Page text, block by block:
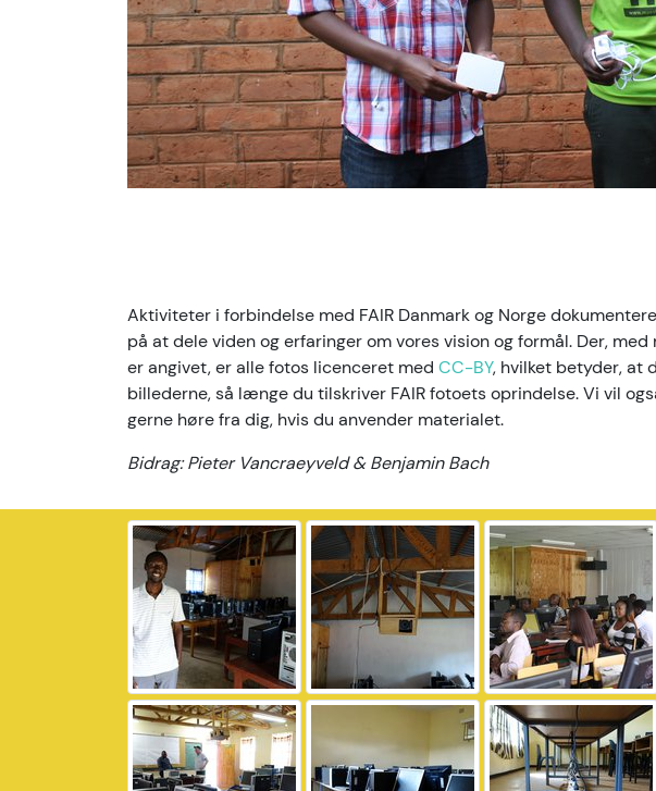
Aktiviteter i forbindelse med FAIR Danmark og Norge
på at dele viden og erfaringer om vores vision og formål. Der,
er angivet, er alle fotos licenceret med CC-BY, hvilket betyder, at
billederne, så længe du tilskriver FAIR fotoets oprindelse. Vi vil
gerne høre fra dig, hvis du anvender materialet.
Bidrag: Pieter Vancraeyveld & Benjamin Bach